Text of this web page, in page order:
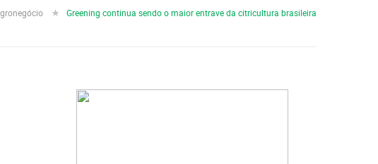
Greening continua sendo o maior entrave da citricultura brasileira